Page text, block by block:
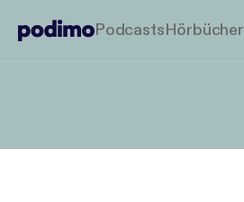
PodcastsHörbücher